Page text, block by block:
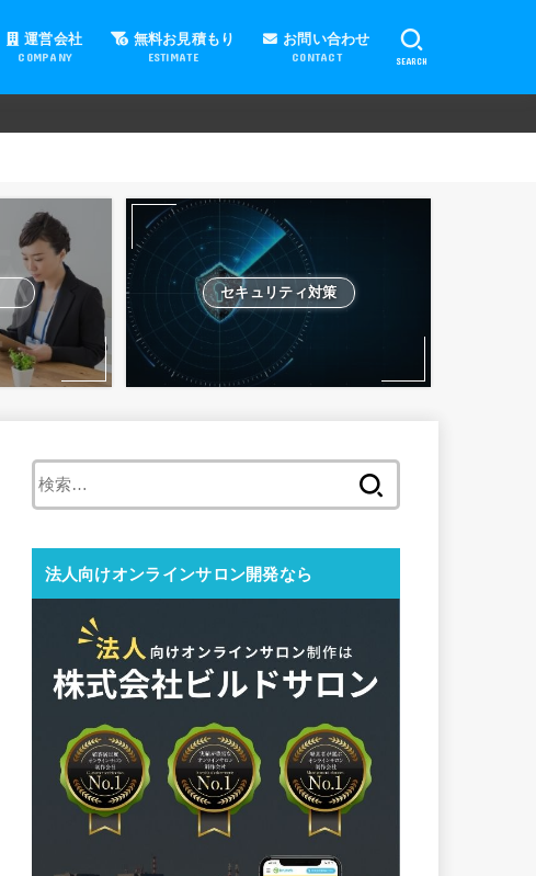
運営会社
COMPANY
無料お見積もり
ESTIMATE
お問い合わせ
CONTACT SEARCH
セキュリティ対策
法人向けオンラインサロン開発なら